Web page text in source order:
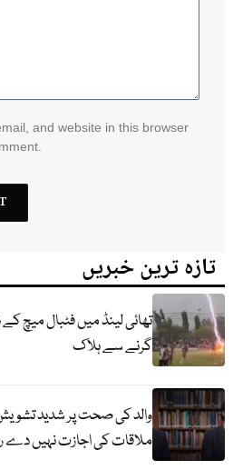
and website in this browser
تازہ ترین خبریں
تھائی لینڈ میں فٹبال میچ
گرنے سے ہلاک
والد کی صحت پر شدید
ملاقات کی اجازت نہیں دے